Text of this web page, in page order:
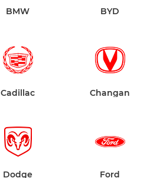
BMW BYD
Cadillac Changan
Dodge Ford